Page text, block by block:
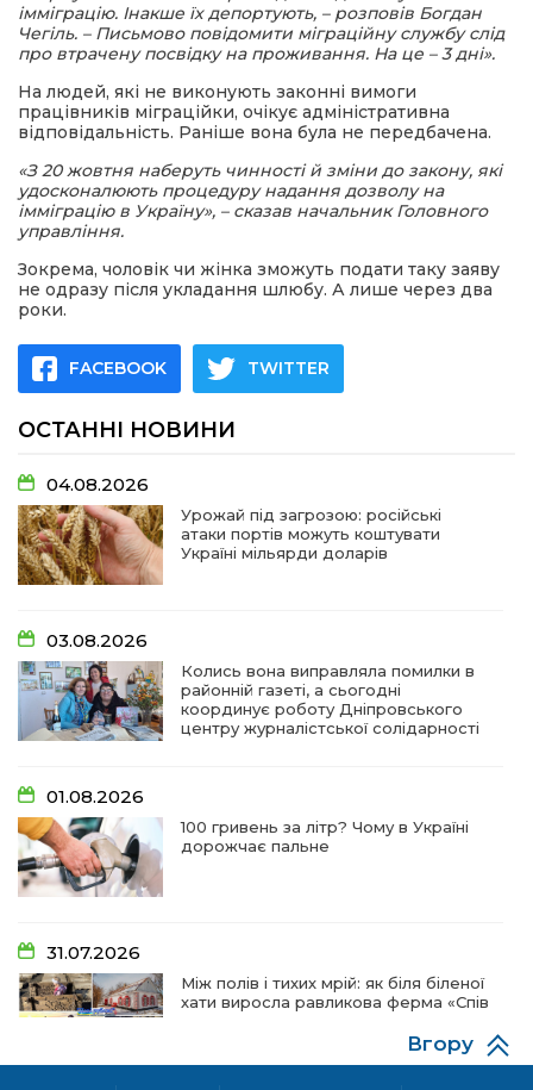
імміграцію. Інакше їх депортують, – розповів Богдан
Чегіль. – Письмово повідомити міграційну службу слід
про втрачену посвідку на проживання. На це – 3 дні».
На людей, які не виконують законні вимоги
працівників міграційки, очікує адміністративна
відповідальність. Раніше вона була не передбачена.
«З 20 жовтня наберуть чинності й зміни до закону, які
удосконалюють процедуру надання дозволу на
імміграцію в Україну», – сказав начальник Головного
управління.
Зокрема, чоловік чи жінка зможуть подати таку заяву
не одразу після укладання шлюбу. А лише через два
роки.
FACEBOOK TWITTER
ОСТАННІ НОВИНИ
04.08.2026
Урожай під загрозою: російські
атаки портів можуть коштувати
Україні мільярди доларів
03.08.2026
Колись вона виправляла помилки в
районній газеті, а сьогодні
координує роботу Дніпровського
центру журналістської солідарності
01.08.2026
100 гривень за літр? Чому в Україні
дорожчає пальне
31.07.2026
Між полів і тихих мрій: як біля біленої
хати виросла равликова ферма «Спів
Вгору